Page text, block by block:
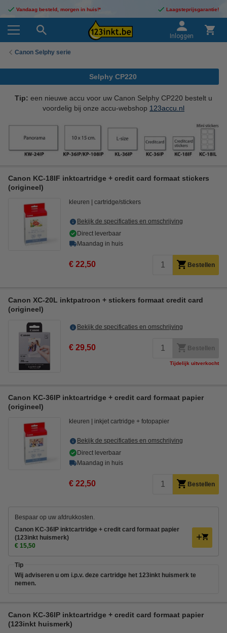
Vandaag besteld, morgen in huis!* Laagsteprijsgarantie!
Inloggen
Canon Selphy serie
Selphy CP220
Tip: een nieuwe accu voor uw Canon Selphy CP220 bestelt u
voordelig bij onze accu-webshop 123accu.nl
Canon KC-18IF inktcartridge + credit card formaat stickers
(origineel)
kleuren cartridge/stickers
Bekijk de specificaties en omschrijving
Direct leverbaar
Maandag in huis
€ 22,50 Bestellen
Canon XC-20L inktpatroon + stickers formaat credit card
(origineel)
Bekijk de specificaties en omschrijving
€ 29,50 Bestellen
Tijdelijk uitverkocht
Canon KC-36IP inktcartridge + credit card formaat papier
(origineel)
kleuren inkjet cartridge + fotopapier
Bekijk de specificaties en omschrijving
Direct leverbaar
Maandag in huis
€ 22,50 Bestellen
Bespaar op uw afdrukkosten.
Canon KC-36IP inktcartridge + credit card formaat papier
(123inkt huismerk)
€ 15,50
Tip
Wij adviseren u om i.p.v. deze cartridge het 123inkt huismerk te
nemen.
Canon KC-36IP inktcartridge + credit card formaat papier
(123inkt huismerk)